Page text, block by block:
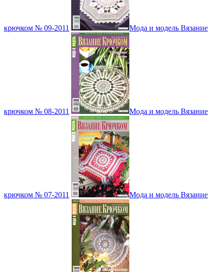
крючком № 09-2011 Мода и модель Вязание
крючком № 08-2011 Мода и модель Вязание
крючком № 07-2011 Мода и модель Вязание